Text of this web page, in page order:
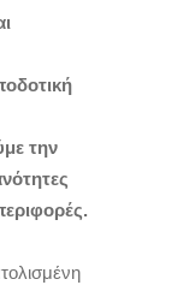
την